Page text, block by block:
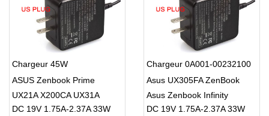
Chargeur 45W
ASUS Zenbook Prime
UX21A X200CA UX31A
BX21A UX32A
DC 19V 1.75A-2.37A 33W
Chargeur 0A001-00232100
Asus UX305FA ZenBook
Asus Zenbook Infinity
UX303LA Charger
DC 19V 1.75A-2.37A 33W